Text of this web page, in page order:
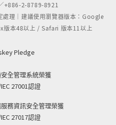
+886-2-8789-8921
處理｜建議使用瀏覽器版本：Google
版本48以上 / Safari 版本11以上
Pledge
全管理系統榮獲
27001認證
務資訊安全管理榮獲
27017認證